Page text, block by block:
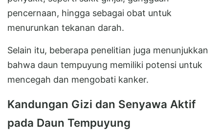
pencernaan, hingga sebagai obat untuk
menurunkan tekanan darah.
Selain itu, beberapa penelitian juga menunjukkan
bahwa daun tempuyung memiliki potensi untuk
mencegah dan mengobati kanker.
Kandungan Gizi dan Senyawa Aktif
pada Daun Tempuyung